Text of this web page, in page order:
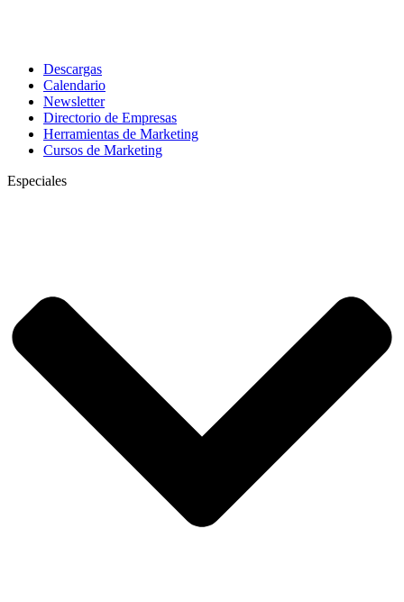
Descargas
Calendario
Newsletter
Directorio de Empresas
Herramientas de Marketing
Cursos de Marketing
Especiales